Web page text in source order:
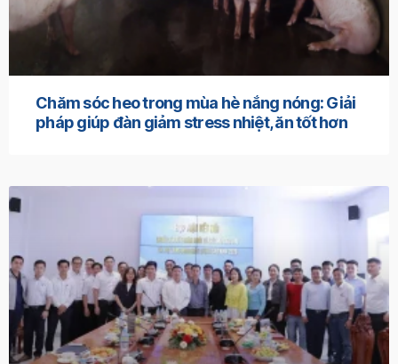
Chăm sóc heo trong mùa hè nắng nóng: Giải
pháp giúp đàn giảm stress nhiệt, ăn tốt hơn